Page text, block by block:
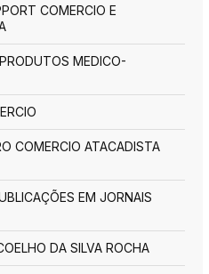
COMERCIO E
MEDICO-
COMERCIO ATACADISTA
EM JORNAIS
DA SILVA ROCHA